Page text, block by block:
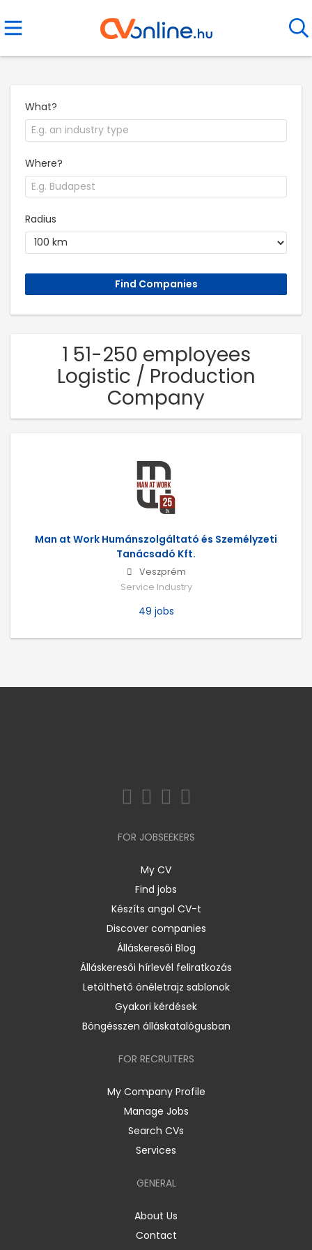
What?
Where?
Radius
1 51-250 employees
Logistic / Production
Company
Man at Work Humánszolgáltató és Személyzeti
Tanácsadó Kft.
Veszprém
Service Industry
49 jobs
FOR JOBSEEKERS
My CV
Find jobs
Készíts angol CV-t
Discover companies
Álláskeresői Blog
Álláskeresői hírlevél feliratkozás
Letölthető önéletrajz sablonok
Gyakori kérdések
Böngésszen álláskatalógusban
FOR RECRUITERS
My Company Profile
Manage Jobs
Search CVs
Services
GENERAL
About Us
Contact